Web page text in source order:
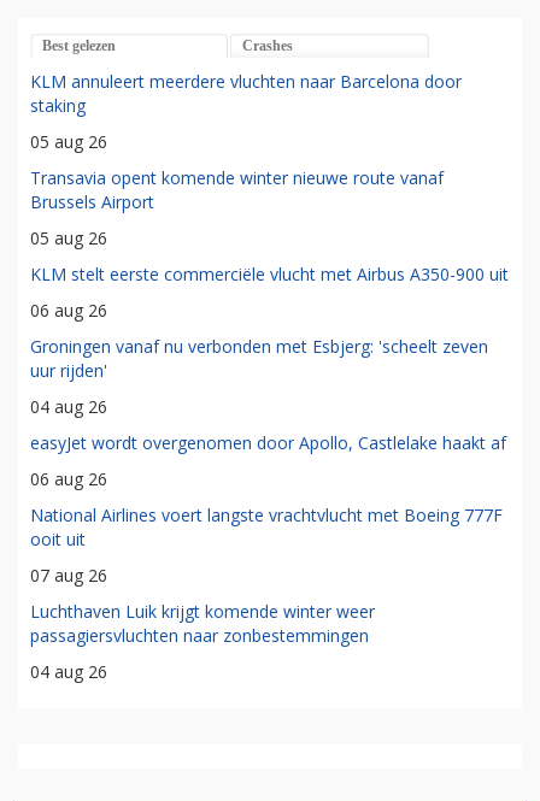
Best gelezen Crashes
KLM annuleert meerdere vluchten naar Barcelona door
staking
05 aug 26
Transavia opent komende winter nieuwe route vanaf
Brussels Airport
05 aug 26
KLM stelt eerste commerciële vlucht met Airbus A350-900 uit
06 aug 26
Groningen vanaf nu verbonden met Esbjerg: 'scheelt zeven
uur rijden'
04 aug 26
easyJet wordt overgenomen door Apollo, Castlelake haakt af
06 aug 26
National Airlines voert langste vrachtvlucht met Boeing 777F
ooit uit
07 aug 26
Luchthaven Luik krijgt komende winter weer
passagiersvluchten naar zonbestemmingen
04 aug 26